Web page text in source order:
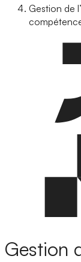
Gestion de
Gestion